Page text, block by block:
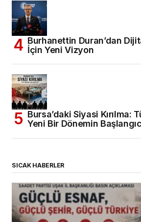
Burhanettin Duran’dan
İçin Yeni Vizyon
Bursa’daki Siyasi Kırılma:
Yeni Bir Dönemin
SICAK HABERLER